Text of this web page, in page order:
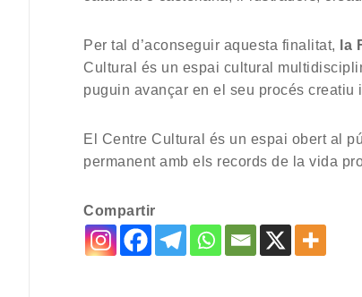
Per tal d’aconseguir aquesta finalitat, la
Cultural és un espai cultural
puguin avançar en el seu procés creatiu
El Centre Cultural és un espai obert al
permanent amb els records de la vida
Compartir